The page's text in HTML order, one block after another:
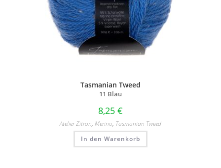
Tasmanian Tweed
11 Blau
8,25 €
Atelier Zitron, Merino, Tasmanian Tweed
In den Warenkorb